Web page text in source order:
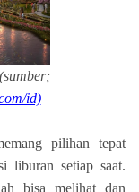
id)
pilihan tepat
liburan setiap saat.
bisa melihat dan